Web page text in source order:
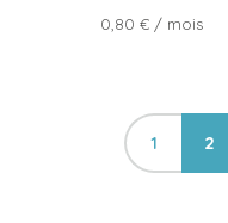
Prix
0,80 € / mois
1 2